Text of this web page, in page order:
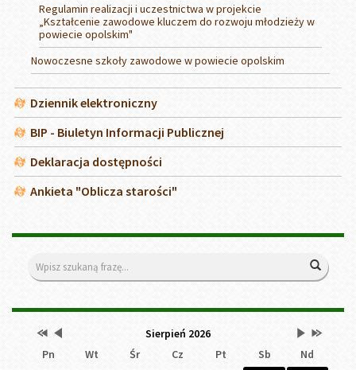
Regulamin realizacji i uczestnictwa w projekcie
„Kształcenie zawodowe kluczem do rozwoju młodzieży w
powiecie opolskim"
Nowoczesne szkoły zawodowe w powiecie opolskim
Dziennik elektroniczny
BIP - Biuletyn Informacji Publicznej
Deklaracja dostępności
Ankieta "Oblicza starości"
Wyszukiwarka
Kalendarz Lista
wydarzeń
Sierpień 2026Brak
w
Przestaw
na
Przestaw
na
Przestaw
na
Wrzesień
Przestaw
na
Sierpień
Pn Wt Śr Cz Pt Sb
Nd